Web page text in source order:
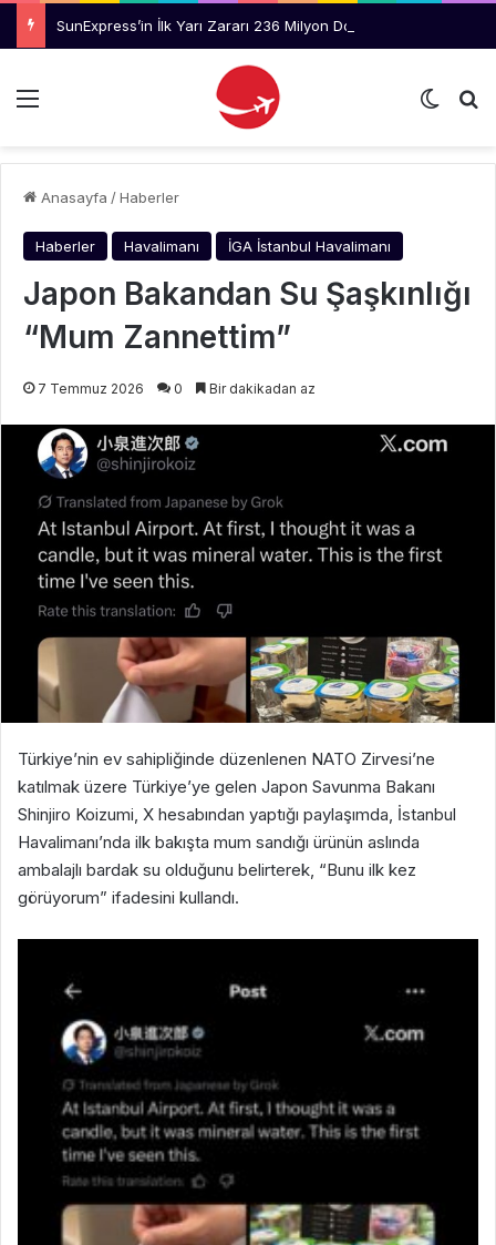
SunExpress’in İlk Yarı Zararı 236 Milyon Dolara Yükseldi
Menü Dış
Anasayfa /Haberler
Haberler Havalimanı İGA İstanbul Havalimanı
Japon Bakandan Su Şaşkınlığı
“Mum Zannettim”
7 Temmuz 2026 0 Bir dakikadan az
Türkiye’nin ev sahipliğinde düzenlenen NATO Zirvesi’ne
katılmak üzere Türkiye’ye gelen Japon Savunma Bakanı
Shinjiro Koizumi, X hesabından yaptığı paylaşımda, İstanbul
Havalimanı’nda ilk bakışta mum sandığı ürünün aslında
ambalajlı bardak su olduğunu belirterek, “Bunu ilk kez
görüyorum” ifadesini kullandı.